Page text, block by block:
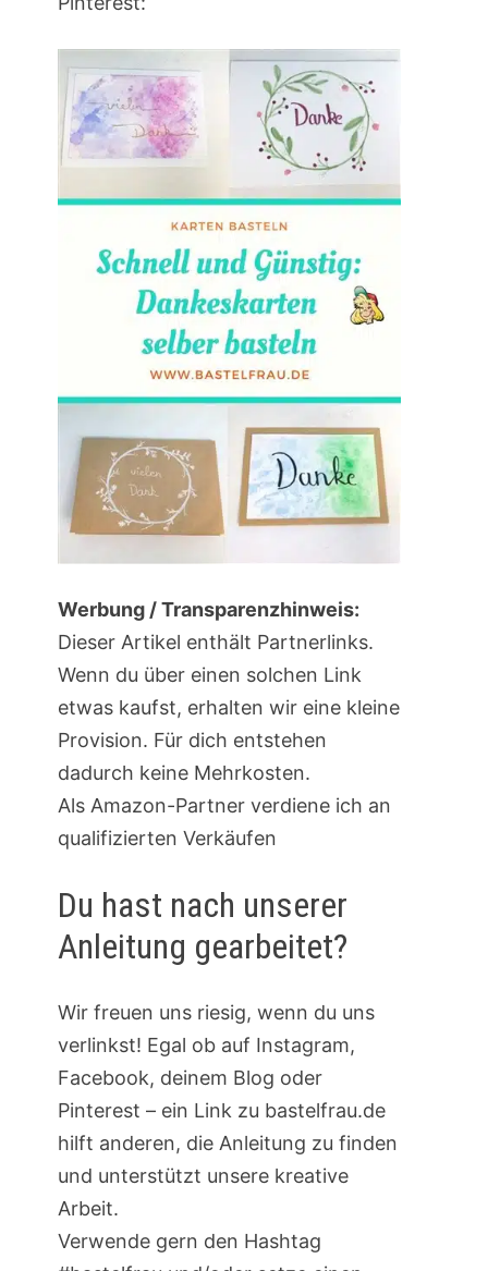
Werbung / Transparenzhinweis:
Dieser Artikel enthält Partnerlinks.
Wenn du über einen solchen Link
etwas kaufst, erhalten wir eine kleine
Provision. Für dich entstehen
dadurch keine Mehrkosten.
Als Amazon-Partner verdiene ich an
qualifizierten Verkäufen
Du hast nach unserer
Anleitung gearbeitet?
Wir freuen uns riesig, wenn du uns
verlinkst! Egal ob auf Instagram,
Facebook, deinem Blog oder
Pinterest – ein Link zu bastelfrau.de
hilft anderen, die Anleitung zu finden
und unterstützt unsere kreative
Arbeit.
Verwende gern den Hashtag